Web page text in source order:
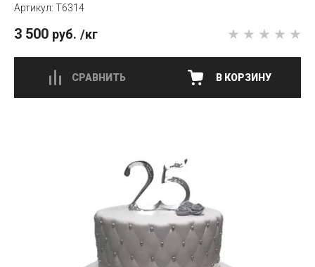
T6314
3 500 руб. /кг